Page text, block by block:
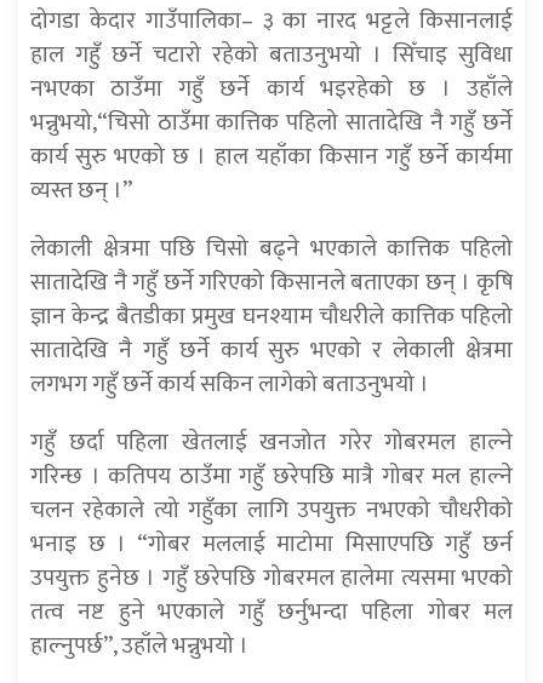
दोगडा केदार गाउँपालिका– ३ का नारद भट्टले किसानलाई
हाल गहुँ छर्ने चटारो रहेको बताउनुभयो । सिँचाइ सुविधा
नभएका ठाउँमा गहुँ छर्ने कार्य भइरहेको छ । उहाँले
भन्नुभयो,“चिसो ठाउँमा कात्तिक पहिलो सातादेखि नै गहुँ छर्ने
कार्य सुरु भएको छ । हाल यहाँका किसान गहुँ छर्ने कार्यमा
व्यस्त छन् ।”
लेकाली क्षेत्रमा पछि चिसो बढ्ने भएकाले कात्तिक पहिलो
सातादेखि नै गहुँ छर्ने गरिएको किसानले बताएका छन् । कृषि
ज्ञान केन्द्र बैतडीका प्रमुख घनश्याम चौधरीले कात्तिक पहिलो
सातादेखि नै गहुँ छर्ने कार्य सुरु भएको र लेकाली क्षेत्रमा
लगभग गहुँ छर्ने कार्य सकिन लागेको बताउनुभयो ।
गहुँ छर्दा पहिला खेतलाई खनजोत गरेर गोबरमल हाल्ने
गरिन्छ । कतिपय ठाउँमा गहुँ छरेपछि मात्रै गोबर मल हाल्ने
चलन रहेकाले त्यो गहुँका लागि उपयुक्त नभएको चौधरीको
भनाइ छ । “गोबर मललाई माटोमा मिसाएपछि गहुँ छर्न
उपयुक्त हुनेछ । गहुँ छरेपछि गोबरमल हालेमा त्यसमा भएको
तत्व नष्ट हुने भएकाले गहुँ छर्नुभन्दा पहिला गोबर मल
हाल्नुपर्छ”, उहाँले भन्नुभयो ।